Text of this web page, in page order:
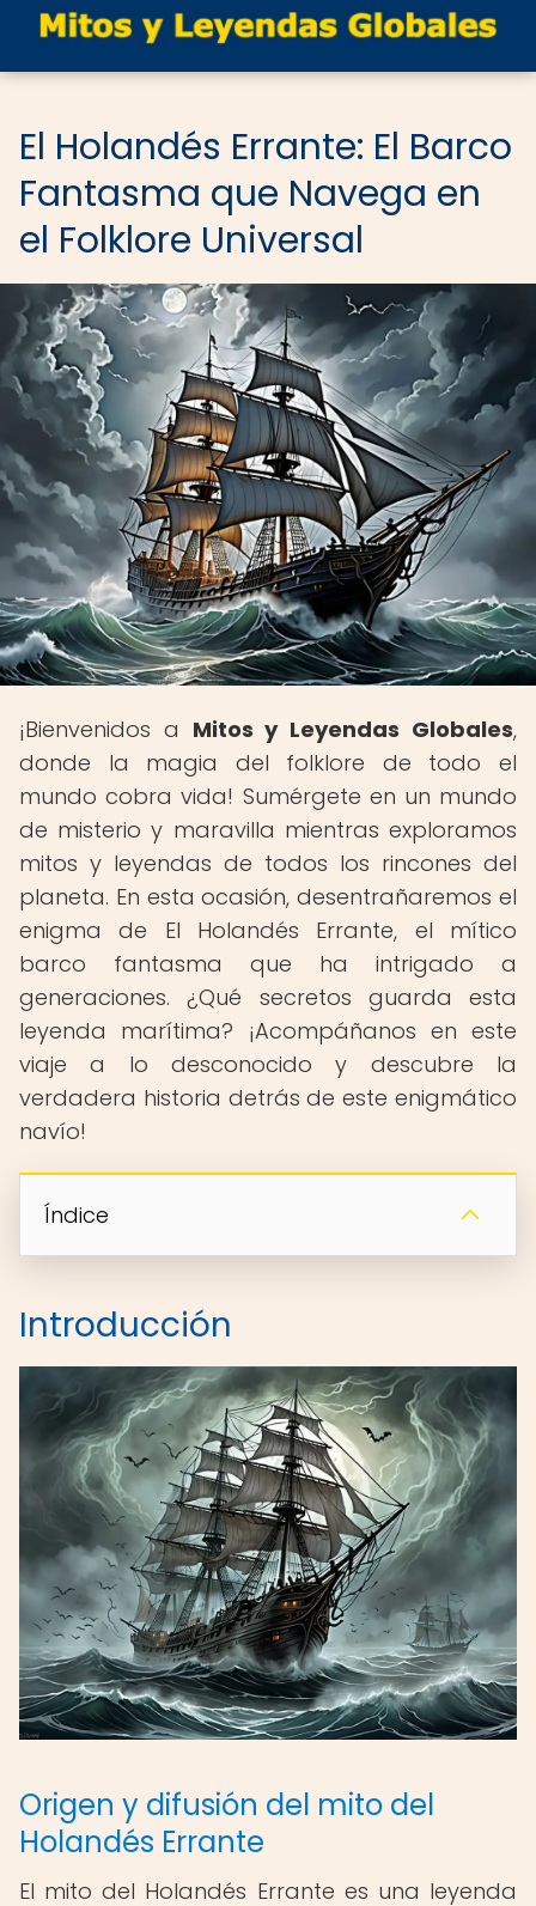
El Holandés Errante: El Barco
Fantasma que Navega en
el Folklore Universal
¡Bienvenidos a Mitos y Leyendas Globales,
donde la magia del folklore de todo el
mundo cobra vida! Sumérgete en un mundo
de misterio y maravilla mientras exploramos
mitos y leyendas de todos los rincones del
planeta. En esta ocasión, desentrañaremos el
enigma de El Holandés Errante, el mítico
barco fantasma que ha intrigado a
generaciones. ¿Qué secretos guarda esta
leyenda marítima? ¡Acompáñanos en este
viaje a lo desconocido y descubre la
verdadera historia detrás de este enigmático
navío!
Índice
Introducción
Origen y difusión del mito del
Holandés Errante
El mito del Holandés Errante es una leyenda